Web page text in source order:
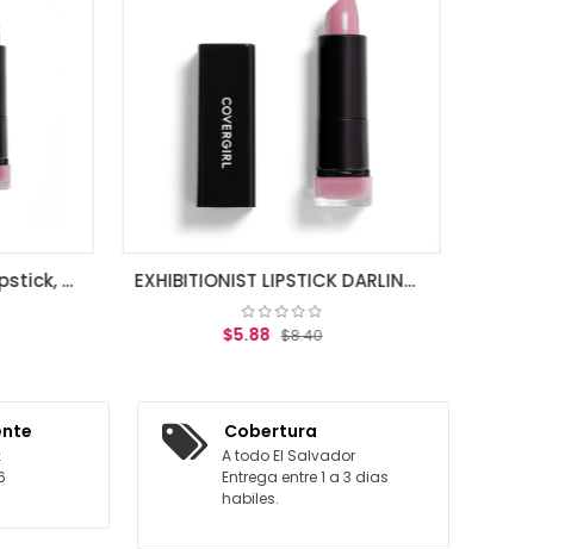
$13.50
Cobertura
A todo El Salvador
Entrega entre 1 a 3 dias
habiles.